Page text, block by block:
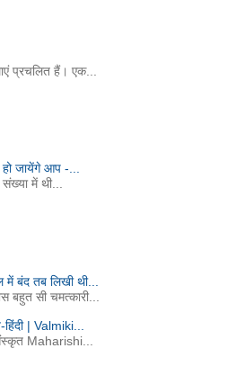
प्रचलित हैं। एक...
जायेंगे आप -...
में थी...
बंद तब लिखी थी...
बहुत सी चमत्कारी...
हिंदी | Valmiki...
Maharishi...